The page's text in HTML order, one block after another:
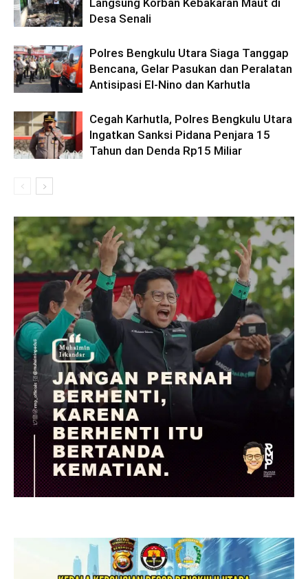
Langsung Korban Kebakaran Maut di
Desa Senali
Polres Bengkulu Utara Siaga Tanggap
Bencana, Gelar Pasukan dan Peralatan
Antisipasi El-Nino dan Karhutla
Cegah Karhutla, Polres Bengkulu Utara
Ingatkan Sanksi Pidana Penjara 15
Tahun dan Denda Rp15 Miliar